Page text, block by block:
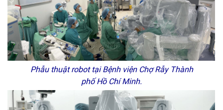
Phẫu thuật robot tại Bệnh viện Chợ Rẫy Thành
phố Hồ Chí Minh.